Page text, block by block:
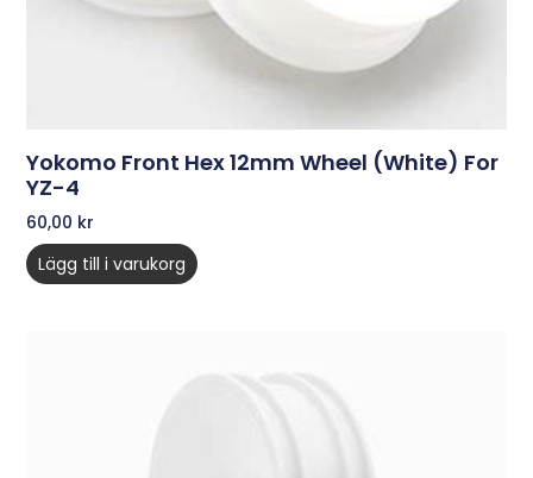
Yokomo Front Hex 12mm Wheel (White) For
YZ-4
60,00 kr
Lägg till i varukorg